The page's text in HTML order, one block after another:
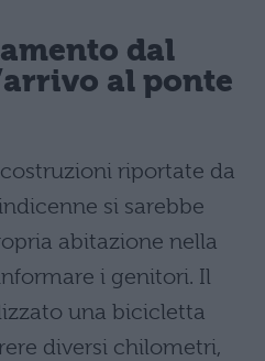
dal
al ponte
riportate da
si sarebbe
abitazione nella
i genitori. Il
una bicicletta
diversi chilometri,